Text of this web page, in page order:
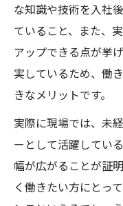
な知識や技術を入社
ていること、また、
アップできる点が挙
実しているため、働
きなメリットです。
実際に現場では、未
ーとして活躍してい
幅が広がることが証
く働きたい方にとっ